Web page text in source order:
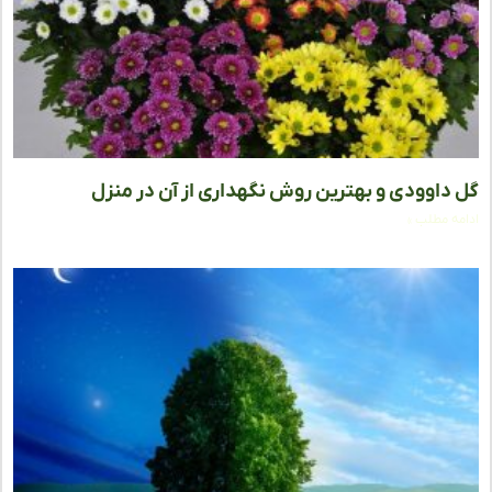
و بهترین روش نگهداری از آن در منزل
مطلب »